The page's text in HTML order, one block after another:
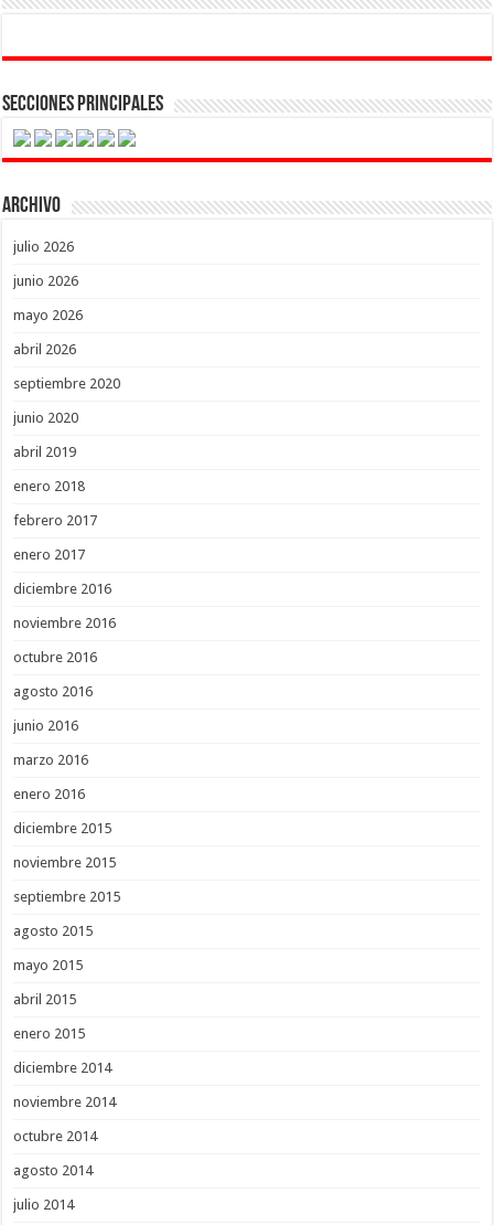
Secciones Principales
Archivo
julio 2026
junio 2026
mayo 2026
abril 2026
septiembre 2020
junio 2020
abril 2019
enero 2018
febrero 2017
enero 2017
diciembre 2016
noviembre 2016
octubre 2016
agosto 2016
junio 2016
marzo 2016
enero 2016
diciembre 2015
noviembre 2015
septiembre 2015
agosto 2015
mayo 2015
abril 2015
enero 2015
diciembre 2014
noviembre 2014
octubre 2014
agosto 2014
julio 2014